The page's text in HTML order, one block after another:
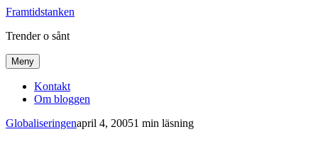
Framtidstanken
Trender o sånt
Meny
Kontakt
Om bloggen
Globaliseringenapril 4, 20051 min läsning